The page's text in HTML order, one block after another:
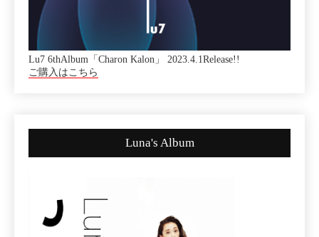
Lu7 6thAlbum「Charon Kalon」 2023.4.1Release!!
ご購入はこちら
Luna's Album